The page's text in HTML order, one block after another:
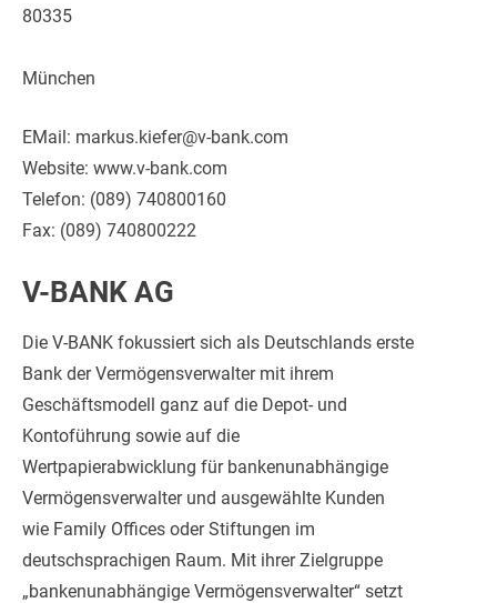
80335
München
EMail: markus.kiefer@v-bank.com
Website: www.v-bank.com
Telefon: (089) 740800160
Fax: (089) 740800222
V-BANK AG
Die V-BANK fokussiert sich als Deutschlands erste
Bank der Vermögensverwalter mit ihrem
Geschäftsmodell ganz auf die Depot- und
Kontoführung sowie auf die
Wertpapierabwicklung für bankenunabhängige
Vermögensverwalter und ausgewählte Kunden
wie Family Offices oder Stiftungen im
deutschsprachigen Raum. Mit ihrer Zielgruppe
„bankenunabhängige Vermögensverwalter“ setzt